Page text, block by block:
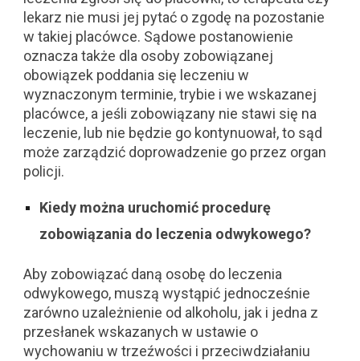
lekarz nie musi jej pytać o zgodę na pozostanie
w takiej placówce. Sądowe postanowienie
oznacza także dla osoby zobowiązanej
obowiązek poddania się leczeniu w
wyznaczonym terminie, trybie i we wskazanej
placówce, a jeśli zobowiązany nie stawi się na
leczenie, lub nie będzie go kontynuował, to sąd
może zarządzić doprowadzenie go przez organ
policji.
Kiedy można uruchomić procedurę
zobowiązania do leczenia odwykowego?
Aby zobowiązać daną osobę do leczenia
odwykowego, muszą wystąpić jednocześnie
zarówno uzależnienie od alkoholu, jak i jedna z
przesłanek wskazanych w ustawie o
wychowaniu w trzeźwości i przeciwdziałaniu